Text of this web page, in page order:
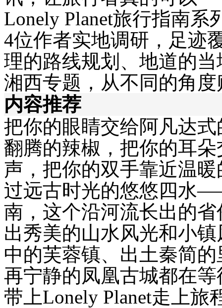
Lonely Planet旅行指南系
4位作者实地调研，足迹
理的路线规划、地道的
湘西专题，从不同的角
内容推荐
把你的眼睛交给阿凡达
翻腾的辣椒，把你的耳朵
声，把你的双手靠近温
过远古时光的悠悠四水
南，这个沿河流长出的
出秀美的山水风光和小
中的芙蓉镇、出土秦简
再宁静的凤凰古城都在
带上Lonely Planet走上旅